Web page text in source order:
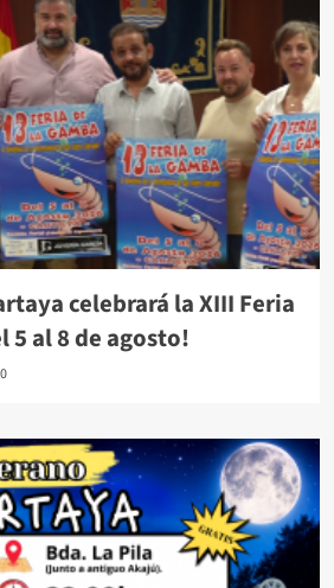
celebrará la XIII Feria
5 al 8 de agosto!
0